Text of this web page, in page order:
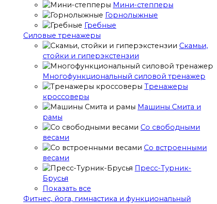
Мини-степперы
Горнолыжные
Гребные
Cиловые тренажеры
Скамьи,
стойки и гиперэкстензии
Многофункциональный силовой тренажер
Тренажеры
кроссоверы
Машины Смита и
рамы
Со свободными
весами
Со встроенными
весами
Пресс-Турник-
Брусья
Показать все
Фитнес, йога, гимнастика и функциональный